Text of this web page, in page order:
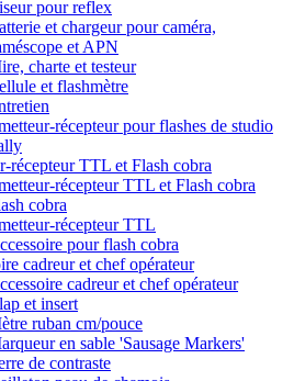
pour reflex
et chargeur pour caméra,
et APN
charte et testeur
et flashmètre
récepteur pour flashes de studio
récepteur TTL et Flash cobra
récepteur TTL et Flash cobra
cobra
récepteur TTL
pour flash cobra
cadreur et chef opérateur
cadreur et chef opérateur
et insert
ruban cm/pouce
en sable 'Sausage Markers'
de contraste